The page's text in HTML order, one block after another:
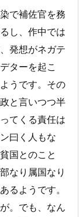
で補佐官を務
し、作中では
発想がネガテ
ターを起こ
うです。その
と言いつつ半
てくる責任は
曰く人もな
国とのこと
なり属国なり
るようです。
。でも、なん